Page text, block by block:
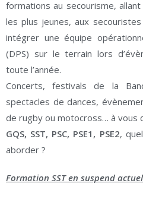
formations au secourisme,
les plus jeunes, aux
intégrer une équipe
(DPS) sur le terrain lors
toute l’année.
Concerts, festivals de la
spectacles de dances,
de rugby ou motocross… à vous
GQS, SST, PSC, PSE1, PSE2,
aborder ?
Formation SST en suspend